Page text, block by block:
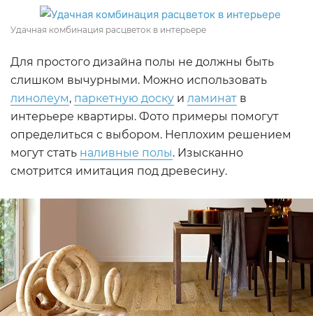
Удачная комбинация расцветок в интерьере
Для простого дизайна полы не должны быть
слишком вычурными. Можно использовать
линолеум, паркетную доску и ламинат в
интерьере квартиры. Фото примеры помогут
определиться с выбором. Неплохим решением
могут стать наливные полы. Изысканно
смотрится имитация под древесину.